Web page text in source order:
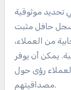
تحديد موثوقية
سجل حافل مثبت
من العملاء،
يمكن أن يوفر
رؤى حول
مصداقيتهم.